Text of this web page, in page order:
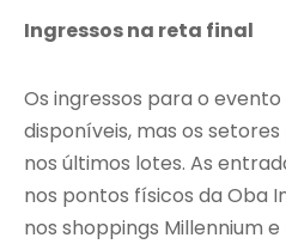
Ingressos na reta final
Os ingressos para o
disponíveis, mas os
nos últimos lotes. As
nos pontos físicos da Oba
nos shoppings Millennium e